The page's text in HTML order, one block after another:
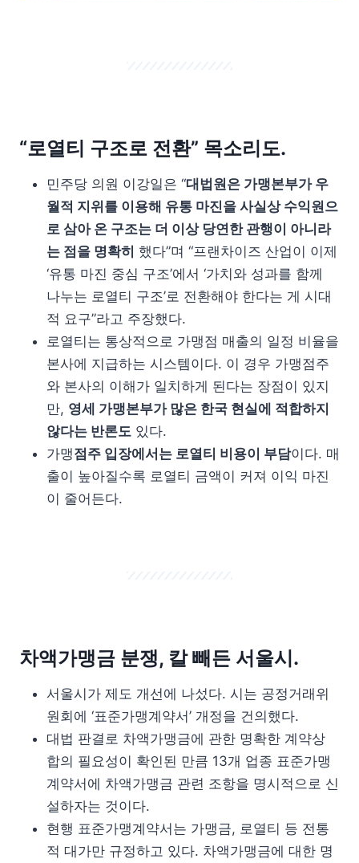
“로열티 구조로 전환” 목소리도.
민주당 의원 이강일은 “대법원은 가맹본부가 우
월적 지위를 이용해 유통 마진을 사실상 수익원으
로 삼아 온 구조는 더 이상 당연한 관행이 아니라
는 점을 명확히 했다”며 “프랜차이즈 산업이 이제
‘유통 마진 중심 구조’에서 ‘가치와 성과를 함께
나누는 로열티 구조’로 전환해야 한다는 게 시대
적 요구”라고 주장했다.
로열티는 통상적으로 가맹점 매출의 일정 비율을
본사에 지급하는 시스템이다. 이 경우 가맹점주
와 본사의 이해가 일치하게 된다는 장점이 있지
만, 영세 가맹본부가 많은 한국 현실에 적합하지
않다는 반론도 있다.
가맹점주 입장에서는 로열티 비용이 부담이다. 매
출이 높아질수록 로열티 금액이 커져 이익 마진
이 줄어든다.
차액가맹금 분쟁, 칼 빼든 서울시.
서울시가 제도 개선에 나섰다. 시는 공정거래위
원회에 ‘표준가맹계약서’ 개정을 건의했다.
대법 판결로 차액가맹금에 관한 명확한 계약상
합의 필요성이 확인된 만큼 13개 업종 표준가맹
계약서에 차액가맹금 관련 조항을 명시적으로 신
설하자는 것이다.
현행 표준가맹계약서는 가맹금, 로열티 등 전통
적 대가만 규정하고 있다. 차액가맹금에 대한 명